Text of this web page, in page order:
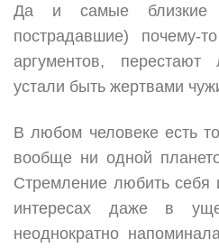
Да и самые
пострадавшие) почему-
аргументов,
устали быть жертвами
В любом человеке есть
вообще ни одной
Стремление любить себя
интересах даже в
неоднократно